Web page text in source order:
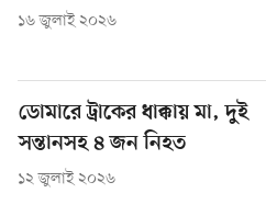
১৬ জুলাই ২০২৬
ডোমারে ট্রাকের ধাক্কায় মা, দুই
সন্তানসহ ৪ জন নিহত
১২ জুলাই ২০২৬